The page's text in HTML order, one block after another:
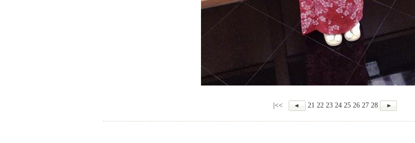
|<< 21 22 23 24 25 26 27 28